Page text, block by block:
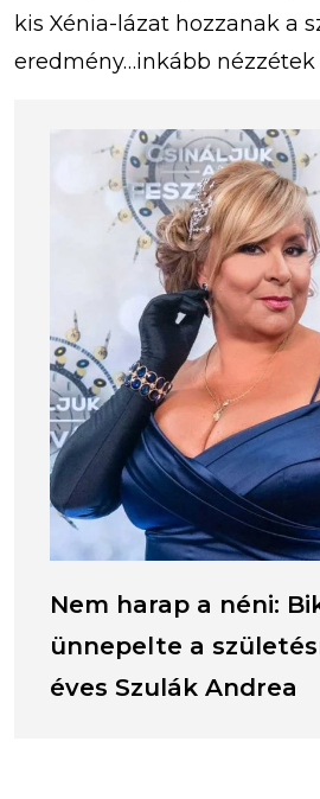
kis Xénia-lázat hozzanak a
eredmény…inkább nézzétek
Nem harap a néni:
ünnepelte a
éves Szulák Andrea